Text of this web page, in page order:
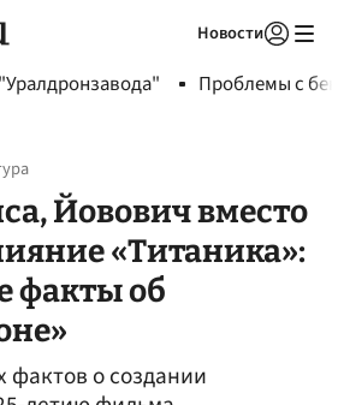
Новости
Проблемы с
Йовович вместо
«Титаника»:
факты об
фактов о создании